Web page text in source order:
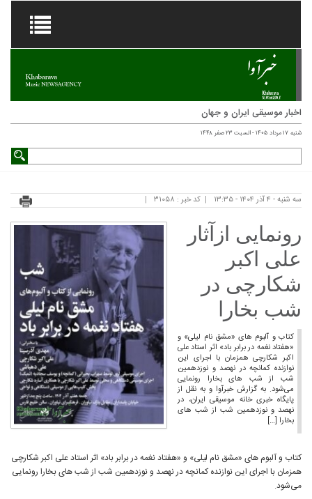
اخبار موسیقی ایران و جهان
شنبه ۱۷ مرداد ۱۴۰۵ - السبت ۲۳ صفر ۱۴۴۸
سه شنبه - ۴ آذر ۱۴۰۴ - ۱۳:۳۵ کد خبر : ۳۱۰۵۸
رونمایی ازآثار
علی اکبر
شکارچی در
شب بخارا
کتاب و آلبوم هاى «مشق نام لیلى» و
«هفتاد نغمه در برابر باد» اثر استاد على
اکبر شکارچی همزمان با اجرای این
نوازنده کمانچه در نهصد و نوزدهمین
شب از شب هاى بخارا رونمایى
می‌شود. به گزارش خبرآوا و به نقل از
پایگاه خبری خانه موسیقی ایران، در
نهصد و نوزدهمین شب از شب هاى
بخارا […]
کتاب و آلبوم هاى «مشق نام لیلى» و «هفتاد نغمه در برابر باد» اثر استاد على اکبر شکارچی
همزمان با اجرای این نوازنده کمانچه در نهصد و نوزدهمین شب از شب هاى بخارا رونمایى
می‌شود.